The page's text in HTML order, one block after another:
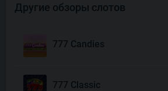
Другие обзоры слотов
777 Candies
777 Classic